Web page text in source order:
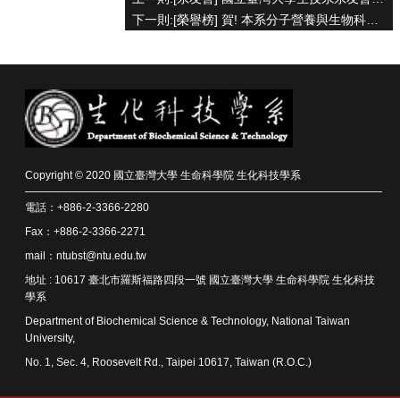
師
高
專
區
大
碩
博
士
班
Copyright © 2020 國立臺灣大學 生命科學院 生化科技學系
電話：+886-2-3366-2280
Fax：+886-2-3366-2271
mail：ntubst@ntu.edu.tw
地址 : 10617 臺北市羅斯福路四段一號 國立臺灣大學 生命科學院 生化科技
學系
Department of Biochemical Science & Technology, National Taiwan
University,
No. 1, Sec. 4, Roosevelt Rd., Taipei 10617, Taiwan (R.O.C.)